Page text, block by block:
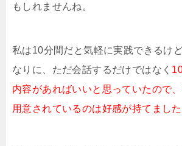
もしれませんね。
私は10分間だと気軽に実践できるけ
なりに、ただ会話するだけではなく
内容があればいいと思っていたので
用意されているのは好感が持てました